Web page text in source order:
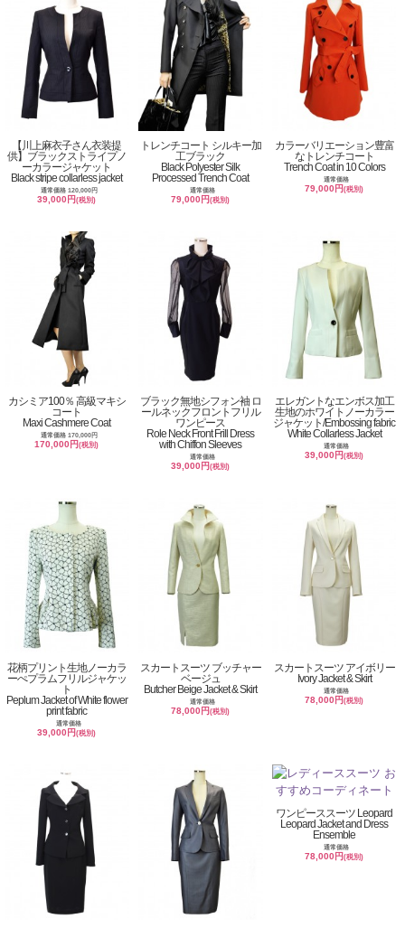
【川上麻衣子さん衣装提
供】ブラックストライプノ
ーカラージャケット
Black stripe collarless jacket
通常価格 120,000円
39,000円(税別)
トレンチコート シルキー加
工ブラック
Black Polyester Silk
Processed Trench Coat
通常価格
79,000円(税別)
カラーバリエーション豊富
なトレンチコート
Trench Coat in 10 Colors
通常価格
79,000円(税別)
カシミア100％ 高級マキシ
コート
Maxi Cashmere Coat
通常価格 170,000円
170,000円(税別)
ブラック無地シフォン袖 ロ
ールネックフロントフリル
ワンピース
Role Neck Front Frill Dress
with Chiffon Sleeves
通常価格
39,000円(税別)
エレガントなエンボス加工
生地のホワイトノーカラー
ジャケット/Embossing fabric
White Collarless Jacket
通常価格
39,000円(税別)
花柄プリント生地ノーカラ
ーぺプラムフリルジャケッ
ト
Peplum Jacket of White flower
print fabric
通常価格
39,000円(税別)
スカートスーツ ブッチャー
ベージュ
Butcher Beige Jacket & Skirt
通常価格
78,000円(税別)
スカートスーツ アイボリー
Ivory Jacket & Skirt
通常価格
78,000円(税別)
ワンピーススーツ Leopard
Leopard Jacket and Dress
Ensemble
通常価格
78,000円(税別)